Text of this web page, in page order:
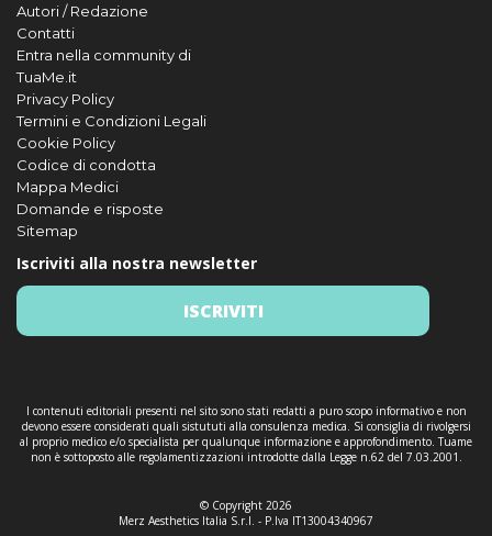
Autori / Redazione
Contatti
Entra nella community di
TuaMe.it
Privacy Policy
Termini e Condizioni Legali
Cookie Policy
Codice di condotta
Mappa Medici
Domande e risposte
Sitemap
Iscriviti alla nostra newsletter
ISCRIVITI
I contenuti editoriali presenti nel sito sono stati redatti a puro scopo informativo e non
devono essere considerati quali sistututi alla consulenza medica. Si consiglia di rivolgersi
al proprio medico e/o specialista per qualunque informazione e approfondimento. Tuame
non è sottoposto alle regolamentizzazioni introdotte dalla Legge n.62 del 7.03.2001.
© Copyright 2026
Merz Aesthetics Italia S.r.l. - P.Iva IT13004340967